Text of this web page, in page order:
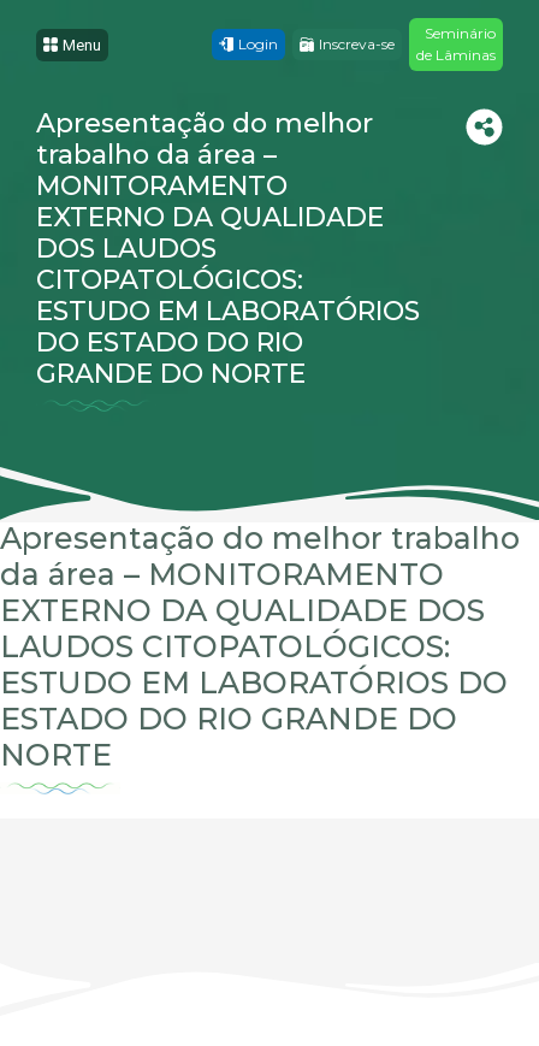
Apresentação do melhor
trabalho da área –
MONITORAMENTO
EXTERNO DA QUALIDADE
DOS LAUDOS
CITOPATOLÓGICOS:
ESTUDO EM LABORATÓRIOS
DO ESTADO DO RIO
GRANDE DO NORTE
Menu Login Inscreva-se
Seminário
de Lâminas
Apresentação do melhor trabalho
da área – MONITORAMENTO
EXTERNO DA QUALIDADE DOS
LAUDOS CITOPATOLÓGICOS:
ESTUDO EM LABORATÓRIOS DO
ESTADO DO RIO GRANDE DO
NORTE